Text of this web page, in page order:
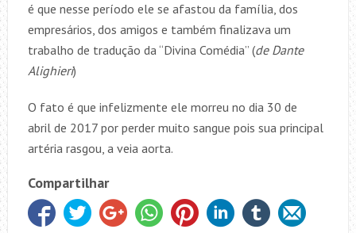
é que nesse período ele se afastou da família, dos
empresários, dos amigos e também finalizava um
trabalho de tradução da “Divina Comédia” (de Dante
Alighieri)
O fato é que infelizmente ele morreu no dia 30 de
abril de 2017 por perder muito sangue pois sua principal
artéria rasgou, a veia aorta.
Compartilhar